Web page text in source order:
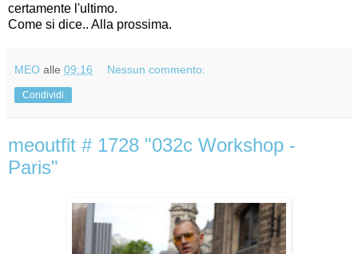
certamente l'ultimo.
Come si dice.. Alla prossima.
MEO alle 09:16 Nessun commento:
Condividi
meoutfit # 1728 "032c Workshop -
Paris"